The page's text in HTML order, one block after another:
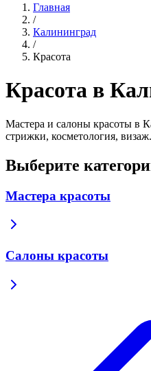
Главная
/
Калининград
/
Красота
Красота в
Мастера и салоны красоты в
стрижки, косметология,
Выберите
Мастера красоты
Салоны красоты